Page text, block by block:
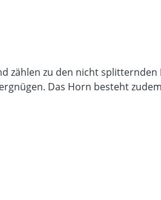
zählen zu den nicht
Das Horn besteht